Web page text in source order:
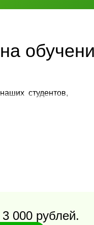
студентов,
и спортивную
000 рублей.